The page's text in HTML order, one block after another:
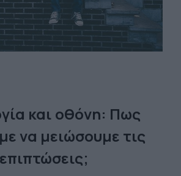
και οθόνη: Πως
να μειώσουμε τις
επιπτώσεις;